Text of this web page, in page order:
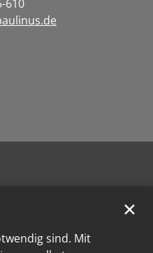
sind. Mit
✕
610